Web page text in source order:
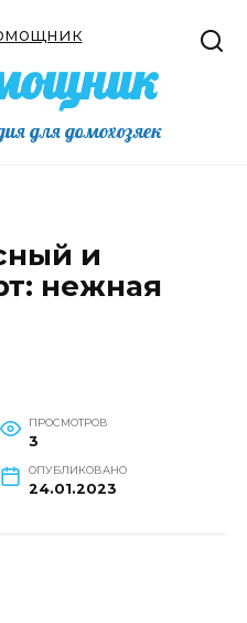
для домохозяек
и
нежная
ПРОСМОТРОВ
3
ОПУБЛИКОВАНО
24.01.2023